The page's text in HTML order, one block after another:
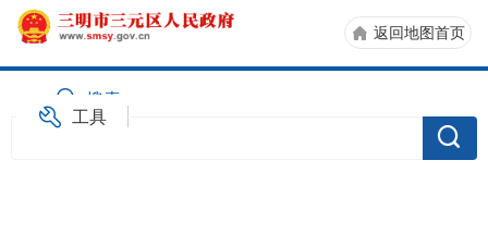
返回地图首页
搜索
工具